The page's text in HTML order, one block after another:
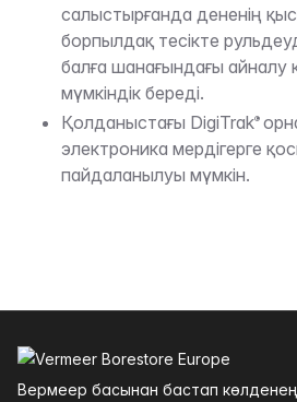
салыстырғанда дененің
борпылдақ тесікте
балға шанағындағы айналу
мүмкіндік береді.
Қолданыстағы DigiTrak®
электроника мердігерге
пайдаланылуы мүмкін.
Вермеер басынан бастап